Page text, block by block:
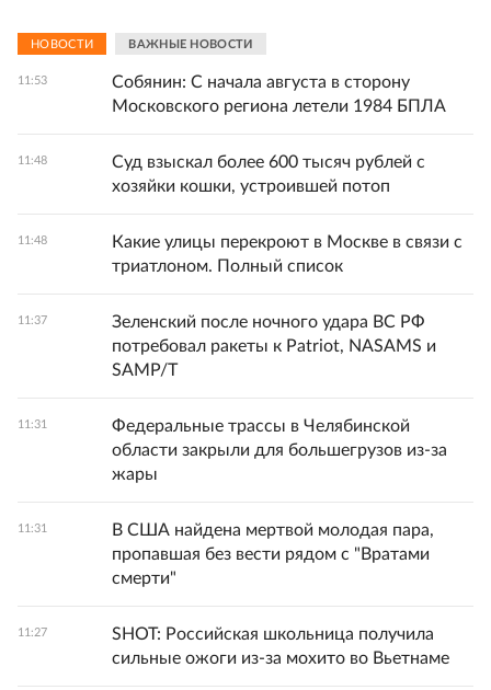
НОВОСТИ ВАЖНЫЕ НОВОСТИ
11:53
Собянин: С начала августа в сторону
Московского региона летели 1984 БПЛА
11:48
Суд взыскал более 600 тысяч рублей с
хозяйки кошки, устроившей потоп
11:48
Какие улицы перекроют в Москве в связи с
триатлоном. Полный список
11:37
Зеленский после ночного удара ВС РФ
потребовал ракеты к Patriot, NASAMS и
SAMP/T
11:31
Федеральные трассы в Челябинской
области закрыли для большегрузов из-за
жары
11:31
В США найдена мертвой молодая пара,
пропавшая без вести рядом с "Вратами
смерти"
11:27
SHOT: Российская школьница получила
сильные ожоги из-за мохито во Вьетнаме